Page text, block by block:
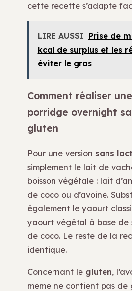
cette recette s’adapte
LIRE AUSSI Prise de
kcal de surplus et les
éviter le gras
Comment réaliser
porridge overnight
gluten
Pour une version sans
simplement le lait de
boisson végétale : lait
de coco ou d’avoine.
également le yaourt
yaourt végétal à base de
de coco. Le reste de la
identique.
Concernant le gluten,
même ne contient pas de